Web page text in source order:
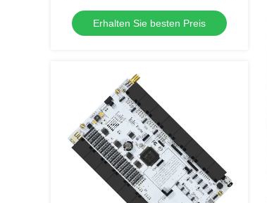
Extreme Temperature Range -40 C -85
Erhalten Sie besten Preis